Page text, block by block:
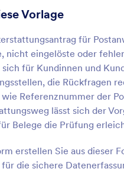
Vorlage
für
nicht eingelöste oder
sich für Kundinnen und
die Rückfragen
Referenznummer der
lässt sich der
Belege die Prüfung
erstellen Sie aus dieser
die sichere
Go
35
91
74
63